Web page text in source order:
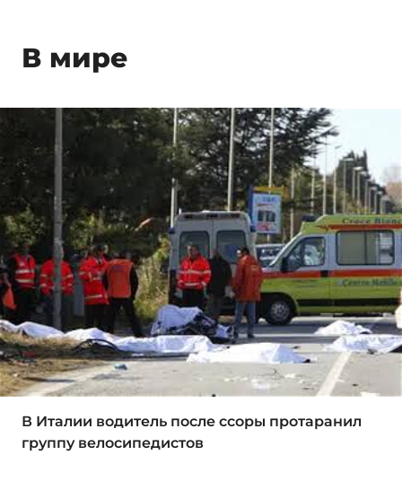
В мире
В Италии водитель после ссоры протаранил
группу велосипедистов